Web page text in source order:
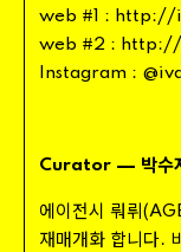
web #1 : http://
web #2 : http://
Instagram : @
Curator — 박수
에이전시 뤄뤼 (
재매개화 합니다.